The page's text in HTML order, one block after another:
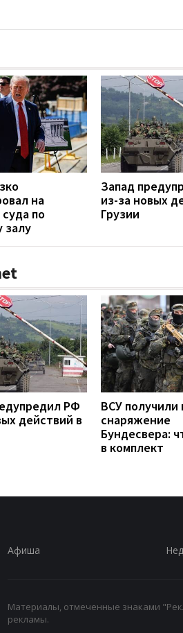
на
по
залу
Запад
из-за новых
Грузии
РФ
действий в
ВСУ получили
снаряжение
Бундесвера:
в комплект
Афиша
Материалы, отмеченные знаками
рекламы.